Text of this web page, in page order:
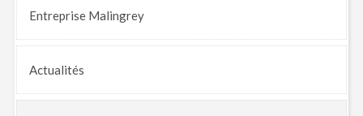
Entreprise Malingrey
Actualités